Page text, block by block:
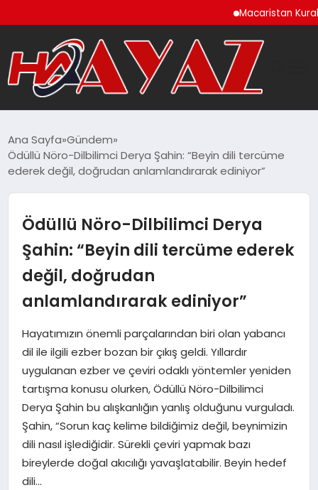
Macaristan Kuraklık
DÜNYA
MAGAZIN
SIYASET
SPOR
TEKNOLOJI
YAŞAM
Ana Sayfa Gündem
Ödüllü Nöro-Dilbilimci Derya Şahin: “Beyin dili tercüme
ederek değil, doğrudan anlamlandırarak ediniyor”
Ödüllü Nöro-Dilbilimci Derya
Şahin: “Beyin dili tercüme ederek
değil, doğrudan
anlamlandırarak ediniyor”
Hayatımızın önemli parçalarından biri olan yabancı
dil ile ilgili ezber bozan bir çıkış geldi. Yıllardır
uygulanan ezber ve çeviri odaklı yöntemler yeniden
tartışma konusu olurken, Ödüllü Nöro-Dilbilimci
Derya Şahin bu alışkanlığın yanlış olduğunu vurguladı.
Şahin, “Sorun kaç kelime bildiğimiz değil, beynimizin
dili nasıl işlediğidir. Sürekli çeviri yapmak bazı
bireylerde doğal akıcılığı yavaşlatabilir. Beyin hedef
dili…